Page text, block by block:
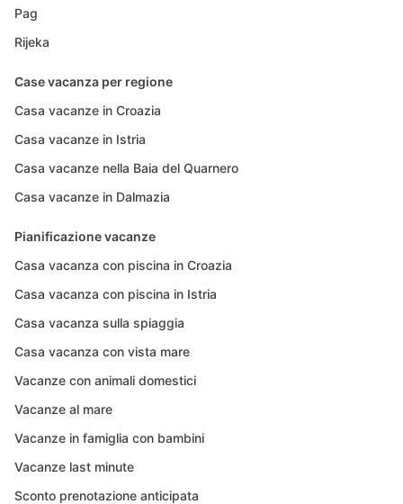
Pag
Rijeka
Case vacanza per regione
Casa vacanze in Croazia
Casa vacanze in Istria
Casa vacanze nella Baia del Quarnero
Casa vacanze in Dalmazia
Pianificazione vacanze
Casa vacanza con piscina in Croazia
Casa vacanza con piscina in Istria
Casa vacanza sulla spiaggia
Casa vacanza con vista mare
Vacanze con animali domestici
Vacanze al mare
Vacanze in famiglia con bambini
Vacanze last minute
Sconto prenotazione anticipata